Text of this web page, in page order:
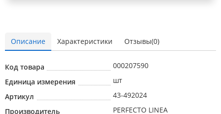
Описание Характеристики Отзывы(0)
Код товара
000207590
Единица измерения
шт
Артикул
43-492024
Производитель
PERFECTO LINEA